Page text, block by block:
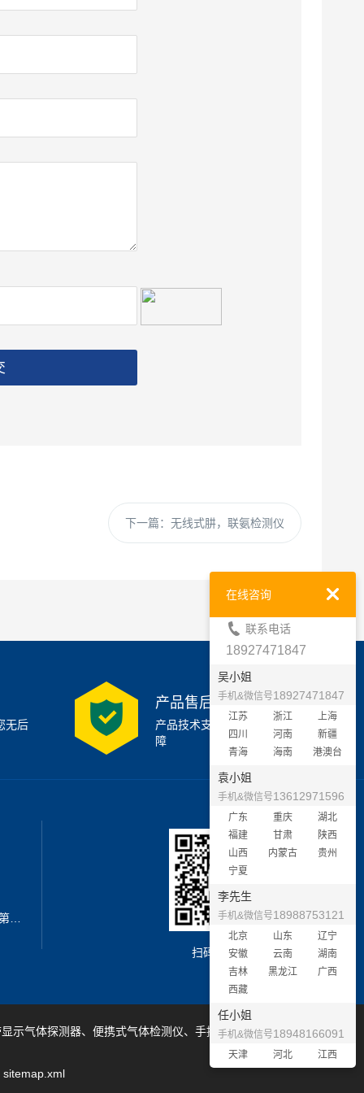
下一篇： 无线式肼，联氨检测仪
无后
产品售后支持
产品技术支持7x24小时保
障
地址：深圳市宝安区西乡街道新安第二工业区A3栋6楼南
扫码加微信
示气体探测器、便携式气体检测仪、手提式气体检测仪等产品
sitemap.xml
在线咨询
联系电话
18927471847
吴小姐
手机&微信号18927471847
江苏 浙江
上海
四川
河南
新疆
青海
海南 港澳台
袁小姐
手机&微信号13612971596
广东 重庆
湖北
福建
甘肃
陕西
山西
内蒙古
贵州
宁夏
李先生
手机&微信号18988753121
北京 山东
辽宁
安徽
云南
湖南
吉林
黑龙江
广西
西藏
任小姐
手机&微信号18948166091
天津 河北 江西